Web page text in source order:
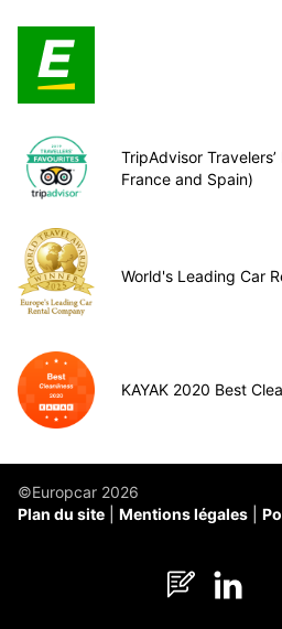
TripAdvisor
France and Spain)
World's Leading Car
KAYAK 2020 Best
©Europcar 2026
Plan du site
Mentions légales